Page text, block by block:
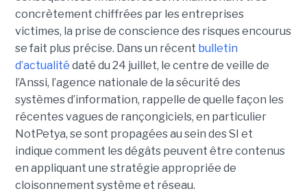
concrètement chiffrées par les entreprises
victimes, la prise de conscience des risques encourus
se fait plus précise. Dans un récent bulletin
d’actualité daté du 24 juillet, le centre de veille de
l’Anssi, l’agence nationale de la sécurité des
systèmes d’information, rappelle de quelle façon les
récentes vagues de rançongiciels, en particulier
NotPetya, se sont propagées au sein des SI et
indique comment les dégâts peuvent être contenus
en appliquant une stratégie appropriée de
cloisonnement système et réseau.